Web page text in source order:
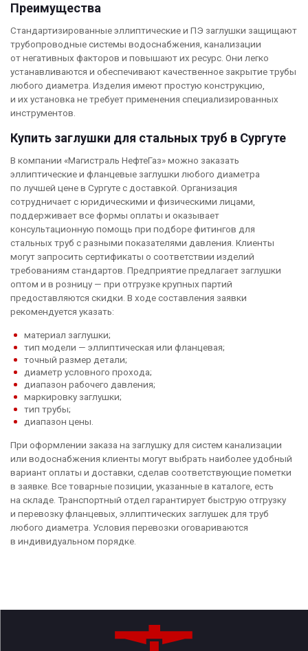
Преимущества
Стандартизированные эллиптические и ПЭ заглушки защищают
трубопроводные системы водоснабжения, канализации
от негативных факторов и повышают их ресурс. Они легко
устанавливаются и обеспечивают качественное закрытие трубы
любого диаметра. Изделия имеют простую конструкцию,
и их установка не требует применения специализированных
инструментов.
Купить заглушки для стальных труб в Сургуте
В компании «Магистраль НефтеГаз» можно заказать
эллиптические и фланцевые заглушки любого диаметра
по лучшей цене в Сургуте с доставкой. Организация
сотрудничает с юридическими и физическими лицами,
поддерживает все формы оплаты и оказывает
консультационную помощь при подборе фитингов для
стальных труб с разными показателями давления. Клиенты
могут запросить сертификаты о соответствии изделий
требованиям стандартов. Предприятие предлагает заглушки
оптом и в розницу — при отгрузке крупных партий
предоставляются скидки. В ходе составления заявки
рекомендуется указать:
материал заглушки;
тип модели — эллиптическая или фланцевая;
точный размер детали;
диаметр условного прохода;
диапазон рабочего давления;
маркировку заглушки;
тип трубы;
диапазон цены.
При оформлении заказа на заглушку для систем канализации
или водоснабжения клиенты могут выбрать наиболее удобный
вариант оплаты и доставки, сделав соответствующие пометки
в заявке. Все товарные позиции, указанные в каталоге, есть
на складе. Транспортный отдел гарантирует быструю отгрузку
и перевозку фланцевых, эллиптических заглушек для труб
любого диаметра. Условия перевозки оговариваются
в индивидуальном порядке.